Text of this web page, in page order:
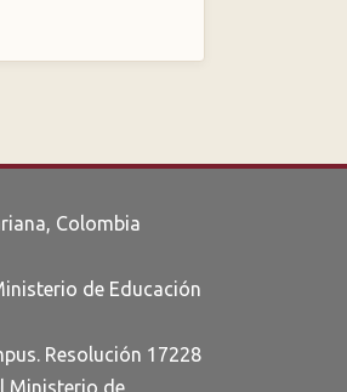
Colombia
de Educación
Resolución 17228
Ministerio de